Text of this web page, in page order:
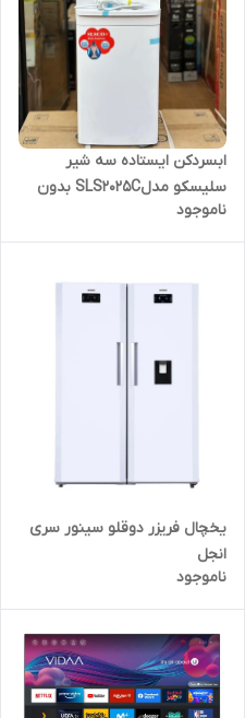
ابسردکن ایستاده سه شیر
سلیسکو مدلSLS2025C بدون
یخچال
ناموجود
یخچال فریزر دوقلو سینور سری
انجل
ناموجود